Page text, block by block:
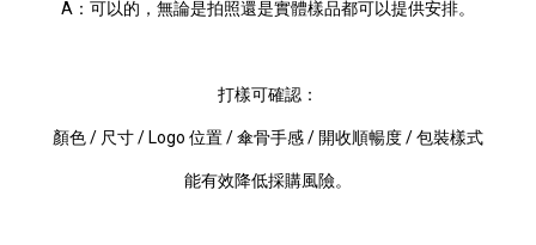
A：可以的，無論是拍照還是實體樣品都可以提供安排。
打樣可確認：
顏色 / 尺寸 / Logo 位置 / 傘骨手感 / 開收順暢度 / 包裝樣式
能有效降低採購風險。